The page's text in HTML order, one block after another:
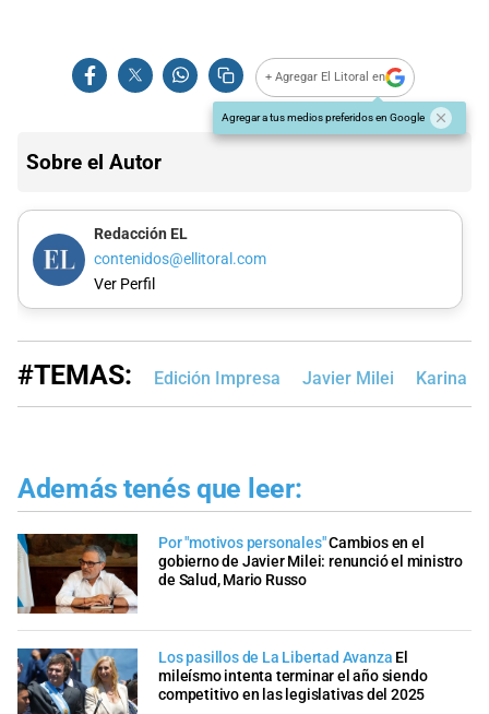
+ Agregar El Litoral en
Agregar a tus medios preferidos en Google
Sobre el Autor
Redacción EL
contenidos@ellitoral.com
Ver Perfil
#TEMAS: Edición Impresa Javier Milei Karina
Además tenés que leer:
Por "motivos personales"Cambios en el
gobierno de Javier Milei: renunció el ministro
de Salud, Mario Russo
Los pasillos de La Libertad Avanza El
mileísmo intenta terminar el año siendo
competitivo en las legislativas del 2025